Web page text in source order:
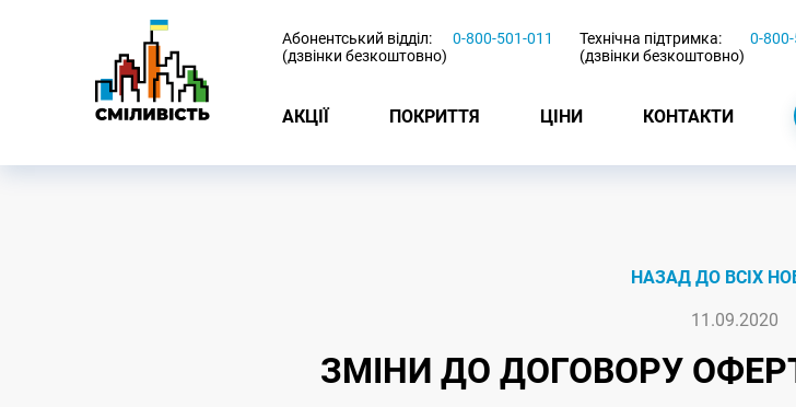
Абонентський відділ:
(дзвінки безкоштовно)
0-800-501-011
Технічна підтримка:
(дзвінки безкоштовно)
0-
АКЦІЇ ПОКРИТТЯ ЦІНИ КОНТАКТИ
НАЗАД ДО ВСІХ
11.09.2020
ЗМІНИ ДО ДОГОВОРУ